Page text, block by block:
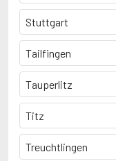
Stuttgart
Tailfingen
Tauperlitz
Titz
Treuchtlingen